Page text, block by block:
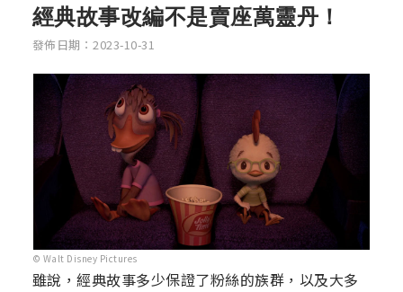
經典故事改編不是賣座萬靈丹！
發佈日期：2023-10-31
© Walt Disney Pictures
雖說，經典故事多少保證了粉絲的族群，以及大多